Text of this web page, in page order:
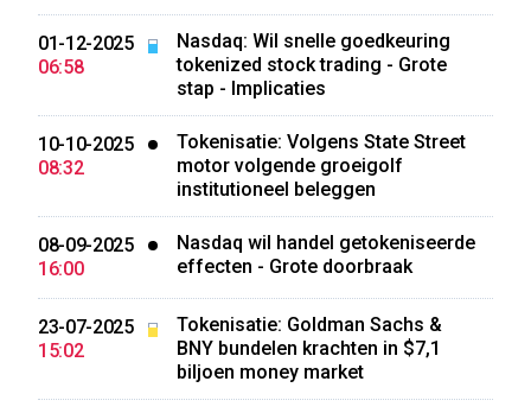
01-12-2025
06:58
Nasdaq: Wil snelle goedkeuring
tokenized stock trading - Grote
stap - Implicaties
10-10-2025
08:32
Tokenisatie: Volgens State Street
motor volgende groeigolf
institutioneel beleggen
08-09-2025
16:00
Nasdaq wil handel getokeniseerde
effecten - Grote doorbraak
23-07-2025
15:02
Tokenisatie: Goldman Sachs &
BNY bundelen krachten in $7,1
biljoen money market